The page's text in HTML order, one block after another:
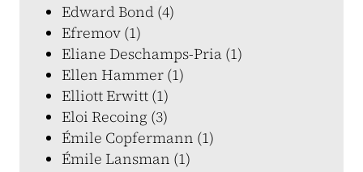
Edward Bond (4)
Efremov (1)
Eliane Deschamps-Pria (1)
Ellen Hammer (1)
Elliott Erwitt (1)
Eloi Recoing (3)
Émile Copfermann (1)
Émile Lansman (1)